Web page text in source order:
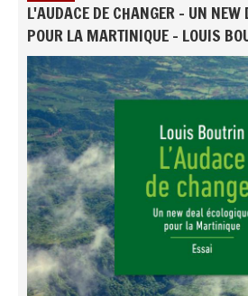
L'AUDACE DE CHANGER - UN NEW
POUR LA MARTINIQUE - LOUIS